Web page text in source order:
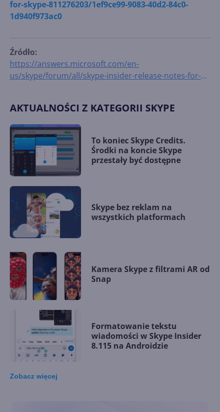
for-skype-811276203/1ef9ce99-9083-40d2-84c0-
1d940f973ac0
Źródło:
https://answers.microsoft.com/en-
us/skype/forum/all/skype-insider-release-notes-for-
AKTUALNOŚCI Z KATEGORII SKYPE
To koniec Skype Credits.
Środki na koncie Skype
przestały być dostępne
Skype bez reklam na
wszystkich platformach
Kamera Skype z filtrami AR od
Snap
Formatowanie tekstu
wiadomości w Skype Insider
8.115 na Androidzie
Zobacz więcej